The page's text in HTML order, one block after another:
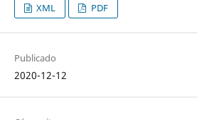
XML PDF
Publicado
2020-12-12